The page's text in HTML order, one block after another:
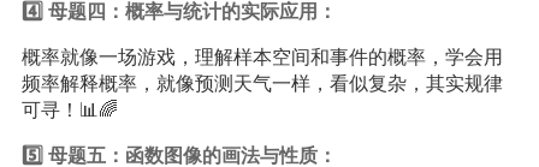
4️⃣ 母题四：概率与统计的实际应用：
概率就像一场游戏，理解样本空间和事件的概率，学会用
频率解释概率，就像预测天气一样，看似复杂，其实规律
可寻！📊🌈
5️⃣ 母题五：函数图像的画法与性质：